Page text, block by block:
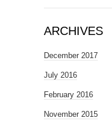
ARCHIVES
December 2017
July 2016
February 2016
November 2015